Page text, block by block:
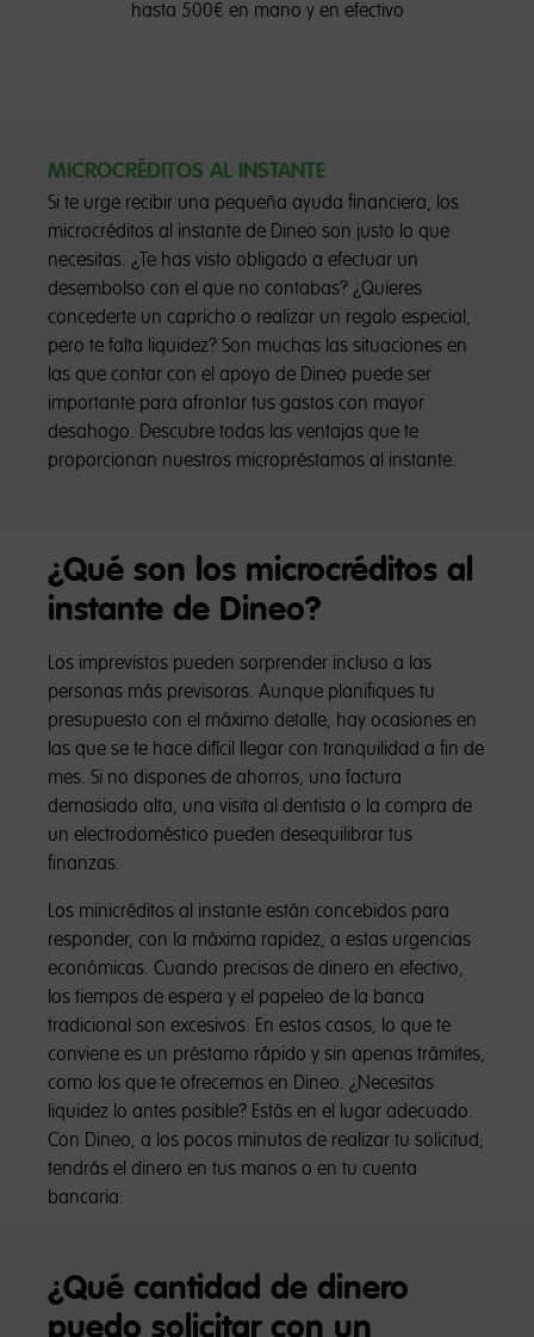
hasta 500€ en mano y en efectivo
MICROCRÉDITOS AL INSTANTE
Si te urge recibir una pequeña ayuda financiera, los
microcréditos al instante de Dineo son justo lo que
necesitas. ¿Te has visto obligado a efectuar un
desembolso con el que no contabas? ¿Quieres
concederte un capricho o realizar un regalo especial,
pero te falta liquidez? Son muchas las situaciones en
las que contar con el apoyo de Dineo puede ser
importante para afrontar tus gastos con mayor
desahogo. Descubre todas las ventajas que te
proporcionan nuestros micropréstamos al instante.
¿Qué son los microcréditos al
instante de Dineo?
Los imprevistos pueden sorprender incluso a las
personas más previsoras. Aunque planifiques tu
presupuesto con el máximo detalle, hay ocasiones en
las que se te hace difícil llegar con tranquilidad a fin de
mes. Si no dispones de ahorros, una factura
demasiado alta, una visita al dentista o la compra de
un electrodoméstico pueden desequilibrar tus
finanzas.
Los minicréditos al instante están concebidos para
responder, con la máxima rapidez, a estas urgencias
económicas. Cuando precisas de dinero en efectivo,
los tiempos de espera y el papeleo de la banca
tradicional son excesivos. En estos casos, lo que te
conviene es un préstamo rápido y sin apenas trámites,
como los que te ofrecemos en Dineo. ¿Necesitas
liquidez lo antes posible? Estás en el lugar adecuado.
Con Dineo, a los pocos minutos de realizar tu solicitud,
tendrás el dinero en tus manos o en tu cuenta
bancaria.
¿Qué cantidad de dinero
puedo solicitar con un